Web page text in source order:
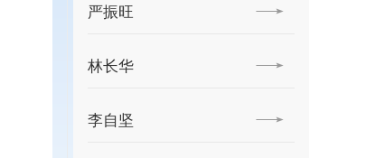
严振旺
林长华
李自坚